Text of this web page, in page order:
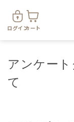
ログインカート
アンケー
て